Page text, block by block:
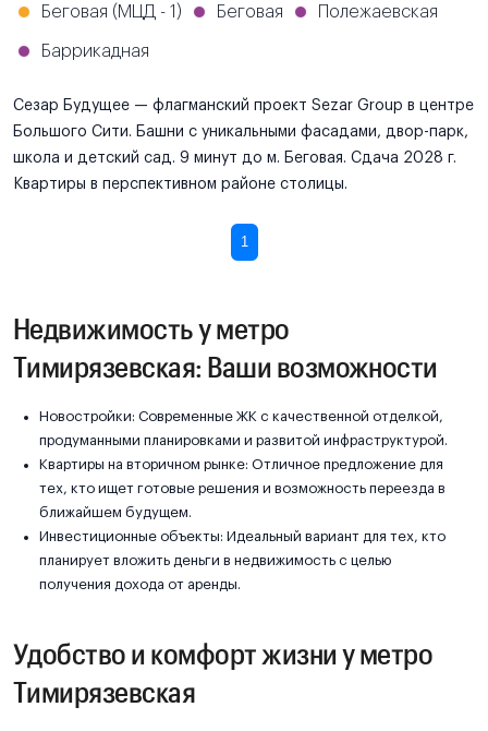
Беговая (МЦД - 1) Беговая Полежаевская
Баррикадная
Сезар Будущее — флагманский проект Sezar Group в центре
Большого Сити. Башни с уникальными фасадами, двор-парк,
школа и детский сад. 9 минут до м. Беговая. Сдача 2028 г.
Квартиры в перспективном районе столицы.
1
Недвижимость у метро
Тимирязевская: Ваши возможности
Новостройки: Современные ЖК с качественной отделкой,
продуманными планировками и развитой инфраструктурой.
Квартиры на вторичном рынке: Отличное предложение для
тех, кто ищет готовые решения и возможность переезда в
ближайшем будущем.
Инвестиционные объекты: Идеальный вариант для тех, кто
планирует вложить деньги в недвижимость с целью
получения дохода от аренды.
Удобство и комфорт жизни у метро
Тимирязевская